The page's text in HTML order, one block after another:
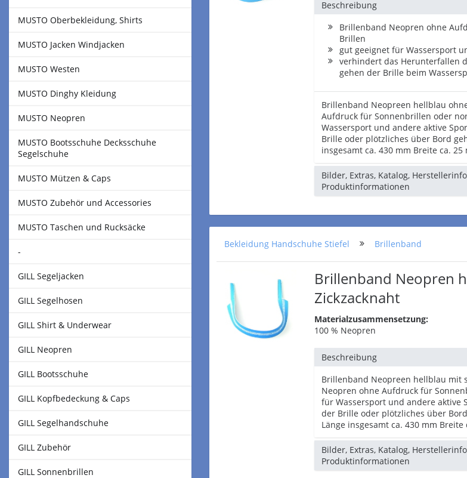
MUSTO Oberbekleidung, Shirts
MUSTO Jacken Windjacken
MUSTO Westen
MUSTO Dinghy Kleidung
MUSTO Neopren
MUSTO Bootsschuhe Decksschuhe
Segelschuhe
MUSTO Mützen & Caps
MUSTO Zubehör und Accessories
MUSTO Taschen und Rucksäcke
-
GILL Segeljacken
GILL Segelhosen
GILL Shirt & Underwear
GILL Neopren
GILL Bootsschuhe
GILL Kopfbedeckung & Caps
GILL Segelhandschuhe
GILL Zubehör
GILL Sonnenbrillen
Beschreibung
Brillenband Neopren ohne
Brillen
gut geeignet für Wassersport
verhindert das Herunterfallen
gehen der Brille beim
Brillenband Neopreen hellblau
Aufdruck für Sonnenbrillen oder
Wassersport und andere aktive
Brille oder plötzliches über Bord
insgesamt ca. 430 mm Breite ca.
Bilder, Extras, Katalog,
Produktinformationen
Bekleidung Handschuhe Stiefel Brillenband
Brillenband Neopren
Zickzacknaht
Materialzusammensetzung:
100 % Neopren
Beschreibung
Brillenband Neopreen hellblau mit
Neopren ohne Aufdruck für
für Wassersport und andere
der Brille oder plötzliches über
Länge insgesamt ca. 430 mm
Bilder, Extras, Katalog,
Produktinformationen